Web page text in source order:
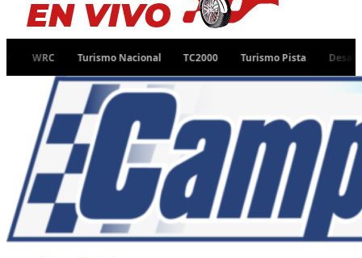
Turismo Nacional TC2000 Turismo Pista Desafío Ruta 40